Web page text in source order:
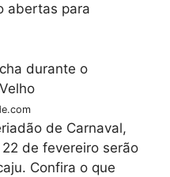
abertas para
de Carnaval,
de fevereiro serão
Confira o que